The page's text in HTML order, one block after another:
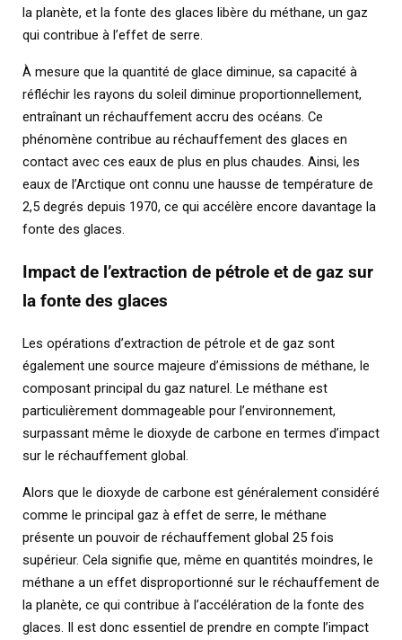
la planète, et la fonte des glaces libère du méthane, un gaz
qui contribue à l’effet de serre.
À mesure que la quantité de glace diminue, sa capacité à
réfléchir les rayons du soleil diminue proportionnellement,
entraînant un réchauffement accru des océans. Ce
phénomène contribue au réchauffement des glaces en
contact avec ces eaux de plus en plus chaudes. Ainsi, les
eaux de l’Arctique ont connu une hausse de température de
2,5 degrés depuis 1970, ce qui accélère encore davantage la
fonte des glaces.
Impact de l’extraction de pétrole et de gaz sur
la fonte des glaces
Les opérations d’extraction de pétrole et de gaz sont
également une source majeure d’émissions de méthane, le
composant principal du gaz naturel. Le méthane est
particulièrement dommageable pour l’environnement,
surpassant même le dioxyde de carbone en termes d’impact
sur le réchauffement global.
Alors que le dioxyde de carbone est généralement considéré
comme le principal gaz à effet de serre, le méthane
présente un pouvoir de réchauffement global 25 fois
supérieur. Cela signifie que, même en quantités moindres, le
méthane a un effet disproportionné sur le réchauffement de
la planète, ce qui contribue à l’accélération de la fonte des
glaces. Il est donc essentiel de prendre en compte l’impact